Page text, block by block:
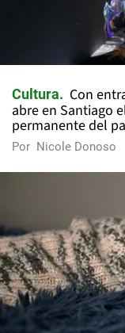
Cultura
Con
abre en Santiago
permanente del
Por Nicole Donoso